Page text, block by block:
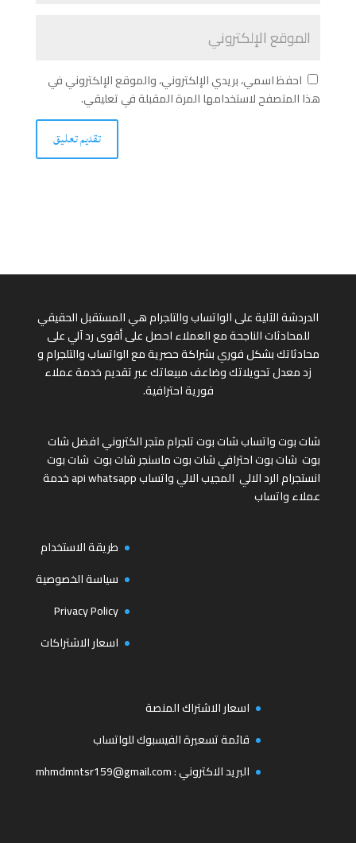
احفظ اسمي، بريدي الإلكتروني، والموقع الإلكتروني في
هذا المتصفح لاستخدامها المرة المقبلة في تعليقي.
الدردشة الآلية على الواتساب والتلجرام هي المستقبل الحقيقي
للمحادثات الناجحة مع العملاء احصل على أقوى رد آلي على
محادثاتك بشكل فوري بشراكة حصرية مع الواتساب والتلجرام و
زد معدل تحويلاتك وضاعف مبيعاتك عبر تقديم خدمة عملاء
فورية احترافية.
شات بوت واتسابشات بوت تلجراممتجر الكترونيافضل شات
بوت شات بوت احترافيشات بوت ماسنجرشات بوت شات بوت
انستجرامالرد الالي المجيب الالي واتسابapi whatsappخدمة
عملاء واتساب
طريقة الاستخدام
سياسة الخصوصية
Privacy Policy
اسعار الاشتراكات
اسعار الاشتراك المنصة
قائمة تسعيرة الفيسبوك للواتساب
البريد الاكتروني :mhmdmntsr159@gmail.com